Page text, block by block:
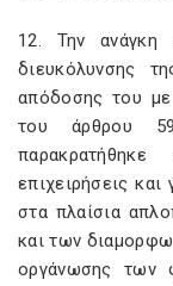
12. Την ανάγκη
διευκόλυνσης
απόδοσης του με
του άρθρου
επιχειρήσεις
στα πλαίσια
και των
οργάνωσης των